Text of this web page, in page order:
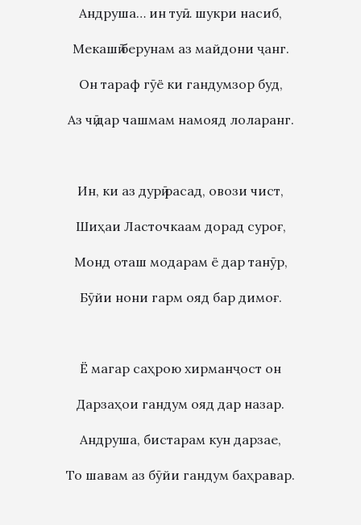
Андруша… ин туӣ… шукри насиб,
Мекашӣ берунам аз майдони ҷанг.
Он тараф гӯё ки гандумзор буд,
Аз чӣ дар чашмам намояд лоларанг.
Ин, ки аз дурӣ расад, овози чист,
Шиҳаи Ласточкаам дорад суроғ,
Монд оташ модарам ё дар танӯр,
Бӯйи нони гарм ояд бар димоғ.
Ё магар саҳрою хирманҷост он
Дарзаҳои гандум ояд дар назар.
Андруша, бистарам кун дарзае,
То шавам аз бӯйи гандум баҳравар.